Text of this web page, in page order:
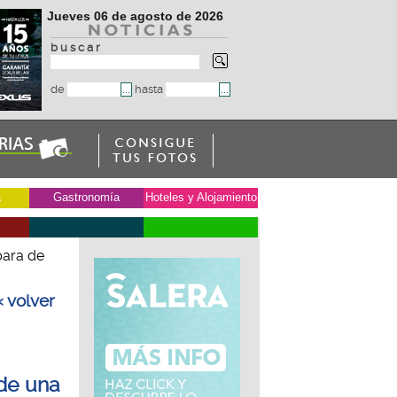
Jueves 06 de agosto de 2026
b u s c a r
de hasta
Gastronomía Hoteles y Alojamiento
de
volver
una